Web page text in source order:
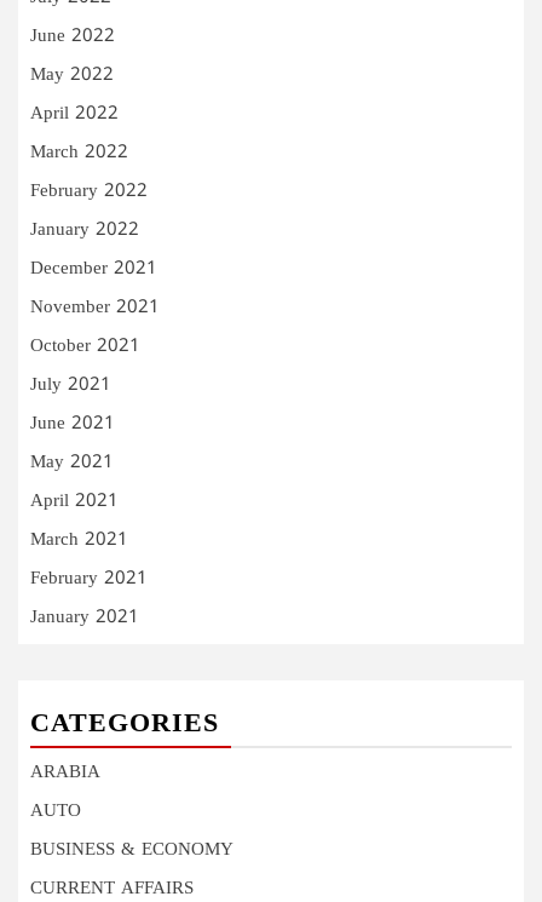
June 2022
May 2022
April 2022
March 2022
February 2022
January 2022
December 2021
November 2021
October 2021
July 2021
June 2021
May 2021
April 2021
March 2021
February 2021
January 2021
CATEGORIES
ARABIA
AUTO
BUSINESS & ECONOMY
CURRENT AFFAIRS